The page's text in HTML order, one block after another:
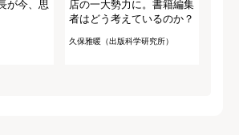
が今、思
店の一大勢力に。書籍編集
者はどう考えているのか？
久保雅暖（出版科学研究所）